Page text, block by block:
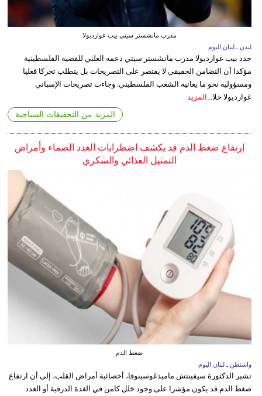
مدرب مانشستر سيتي بيب غوارديولا
لندن ـ لبنان اليوم
جدد بيب غوارديولا مدرب مانشستر سيتي دعمه العلني للقضية الفلسطينية
مؤكدا أن التضامن الحقيقي لا يقتصر على التصريحات بل يتطلب تحركا فعليا
ومسؤولية نحو ما يعانيه الشعب الفلسطيني. وجاءت تصريحات الإسباني
غوارديولا خلا...
المزيد
المزيد من التحقيقات السياحية
إرتفاع ضغط الدم قد يكشف اضطرابات الغدد الصماء وأمراض
التمثيل الغذائي والسكري
ضغط الدم
واشنطن ـ لبنان اليوم
تشير الدكتورة سيفينتش ماميدغوسينوفا، أخصائية أمراض القلب، إلى أن ارتفاع
ضغط الدم قد يكون مؤشرا على وجود خلل كامن في الغدة الدرقية أو الغدد